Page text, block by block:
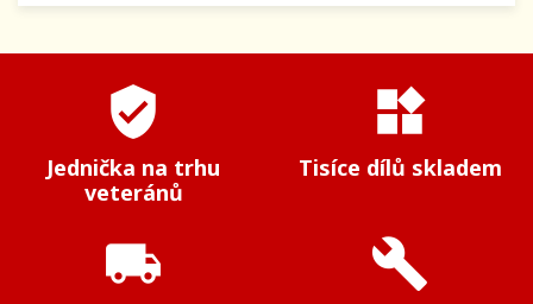
verified_user
Jednička na trhu
veteránů
widgets
Tisíce dílů skladem
local_shipping build